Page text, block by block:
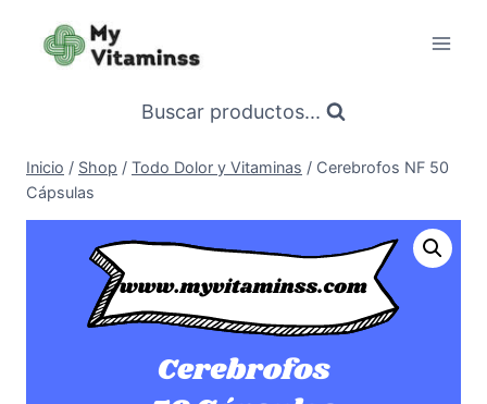
contenido
Buscar productos...
Inicio / Shop / Todo Dolor y Vitaminas / Cerebrofos NF 50
Cápsulas